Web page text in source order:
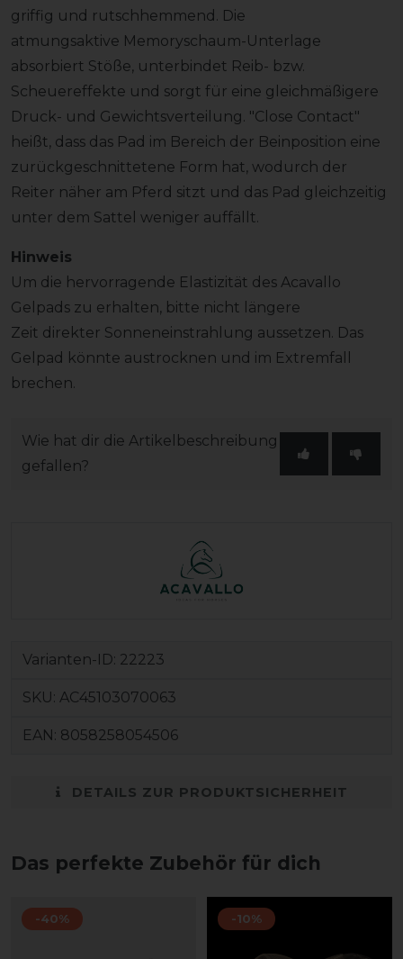
griffig und rutschhemmend. Die
atmungsaktive Memoryschaum-Unterlage
absorbiert Stöße, unterbindet Reib- bzw.
Scheuereffekte und sorgt für eine gleichmäßigere
Druck- und Gewichtsverteilung. "Close Contact"
heißt, dass das Pad im Bereich der Beinposition eine
zurückgeschnittetene Form hat, wodurch der
Reiter näher am Pferd sitzt und das Pad gleichzeitig
unter dem Sattel weniger auffällt.
Hinweis
Um die hervorragende Elastizität des Acavallo
Gelpads zu erhalten, bitte nicht längere
Zeit direkter Sonneneinstrahlung aussetzen. Das
Gelpad könnte austrocknen und im Extremfall
brechen.
Wie hat dir die Artikelbeschreibung
gefallen?
Varianten-ID: 22223
SKU: AC45103070063
EAN: 8058258054506
DETAILS ZUR PRODUKTSICHERHEIT
Das perfekte Zubehör für dich
-40% -10%